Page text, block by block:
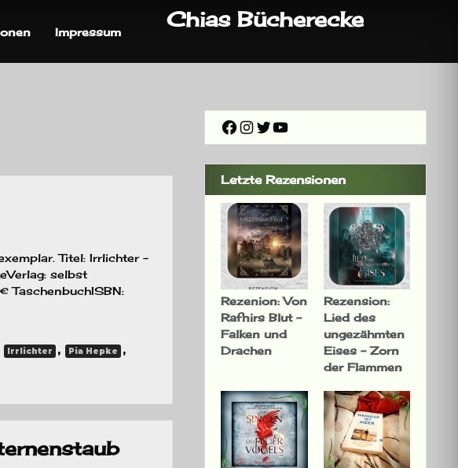
Chias Bücherecke
Impressum
Titel: Irrlichter –
selbst
TaschenbuchISBN:
Irrlichter , Pia Hepke ,
Facebook
Instagram
Twitter
YouTube
Letzte Rezensionen
Rezenion: Von
Rafnirs Blut –
Falken und
Drachen
Rezension:
Lied des
ungezähmten
Eises – Zorn
der Flammen